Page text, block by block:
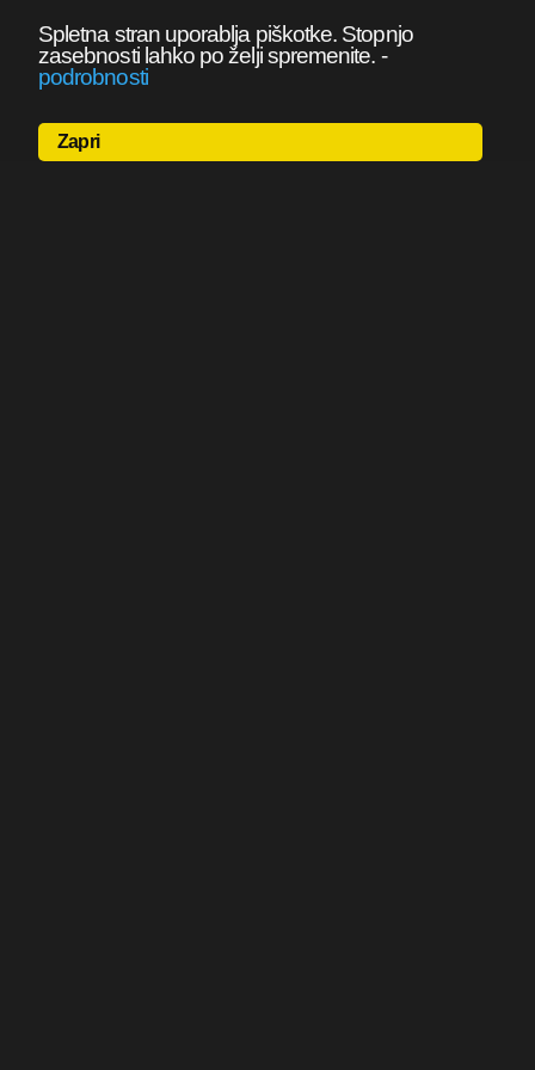
Spletna stran uporablja piškotke. Stopnjo
zasebnosti lahko po želji spremenite. -
podrobnosti
Zapri